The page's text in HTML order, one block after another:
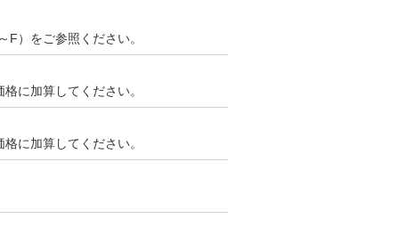
F）をご参照ください。
に加算してください。
に加算してください。